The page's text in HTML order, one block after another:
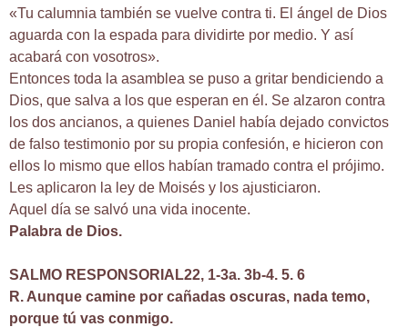
«Tu calumnia también se vuelve contra ti. El ángel de Dios
aguarda con la espada para dividirte por medio. Y así
acabará con vosotros».
Entonces toda la asamblea se puso a gritar bendiciendo a
Dios, que salva a los que esperan en él. Se alzaron contra
los dos ancianos, a quienes Daniel había dejado convictos
de falso testimonio por su propia confesión, e hicieron con
ellos lo mismo que ellos habían tramado contra el prójimo.
Les aplicaron la ley de Moisés y los ajusticiaron.
Aquel día se salvó una vida inocente.
Palabra de Dios.
SALMO RESPONSORIAL22, 1-3a. 3b-4. 5. 6
R. Aunque camine por cañadas oscuras, nada temo,
porque tú vas conmigo.